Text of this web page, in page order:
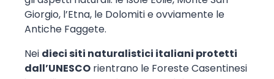
Giorgio, l’Etna, le Dolomiti e ovviamente le
Antiche Faggete.
Nei dieci siti naturalistici italiani protetti
dall’UNESCO rientrano le Foreste Casentinesi